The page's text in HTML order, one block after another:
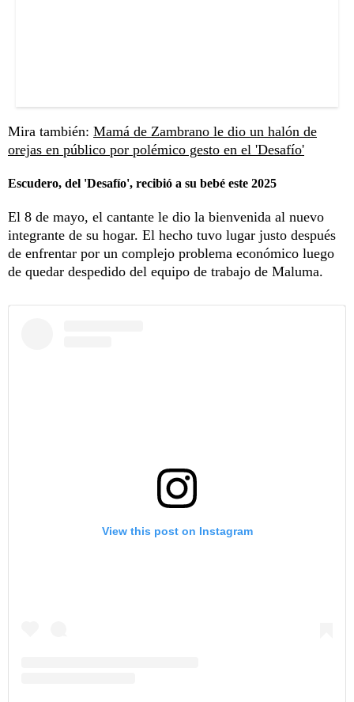
Mira también: Mamá de Zambrano le dio un halón de
orejas en público por polémico gesto en el 'Desafío'
Escudero, del 'Desafío', recibió a su bebé este 2025
El 8 de mayo, el cantante le dio la bienvenida al nuevo
integrante de su hogar. El hecho tuvo lugar justo después
de enfrentar por un complejo problema económico luego
de quedar despedido del equipo de trabajo de Maluma.
View this post on Instagram